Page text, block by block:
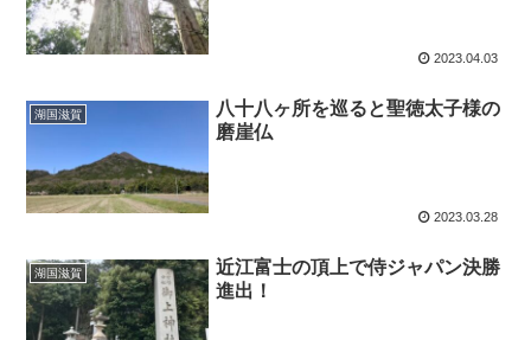
2023.04.03
湖国滋賀
八十八ヶ所を巡ると聖徳太子様の
磨崖仏
2023.03.28
湖国滋賀
近江富士の頂上で侍ジャパン決勝
進出！